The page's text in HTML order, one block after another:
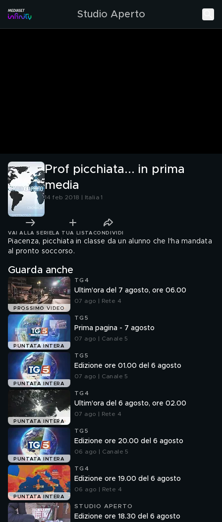
Studio Aperto
Prof picchiata... in prima
media
14 feb 2018 | Italia 1
VAI ALLA SERIE LA TUA LISTA CONDIVIDI
Piacenza, picchiata in classe da un alunno che l'ha mandata
al pronto soccorso.
Guarda anche
PROSSIMO VIDEO
TG4
Ultim'ora del 7 agosto, ore 06.00
07 ago | Rete 4
PUNTATA INTERA
TG5
Prima pagina - 7 agosto
07 ago | Canale 5
PUNTATA INTERA
TG5
Edizione ore 01.00 del 6 agosto
07 ago | Canale 5
PUNTATA INTERA
TG4
Ultim'ora del 6 agosto, ore 02.00
07 ago | Rete 4
PUNTATA INTERA
TG5
Edizione ore 20.00 del 6 agosto
06 ago | Canale 5
PUNTATA INTERA
TG4
Edizione ore 19.00 del 6 agosto
06 ago | Rete 4
STUDIO APERTO
Edizione ore 18.30 del 6 agosto